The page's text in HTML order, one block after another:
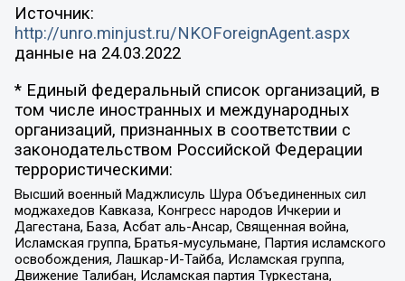
Источник:
http://unro.minjust.ru/NKOForeignAgent.aspx
данные на 24.03.2022
* Единый федеральный список организаций, в
том числе иностранных и международных
организаций, признанных в соответствии с
законодательством Российской Федерации
террористическими:
Высший военный Маджлисуль Шура Объединенных сил
моджахедов Кавказа, Конгресс народов Ичкерии и
Дагестана, База, Асбат аль-Ансар, Священная война,
Исламская группа, Братья-мусульмане, Партия исламского
освобождения, Лашкар-И-Тайба, Исламская группа,
Движение Талибан, Исламская партия Туркестана,